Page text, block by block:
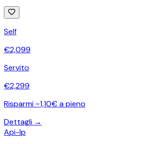
Self
€2,099
Servito
€2,299
Risparmi ~1,10€ a pieno
Dettagli →
Api-Ip